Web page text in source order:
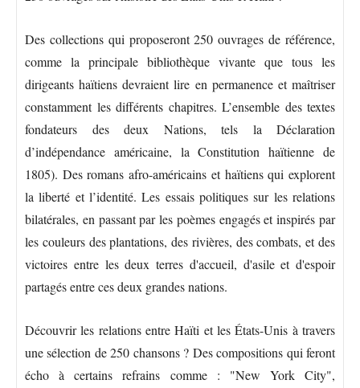
Des collections qui proposeront 250 ouvrages de référence,
comme la principale bibliothèque vivante que tous les
dirigeants haïtiens devraient lire en permanence et maîtriser
constamment les différents chapitres. L’ensemble des textes
fondateurs des deux Nations, tels la Déclaration
d’indépendance américaine, la Constitution haïtienne de
1805). Des romans afro-américains et haïtiens qui explorent
la liberté et l’identité. Les essais politiques sur les relations
bilatérales, en passant par les poèmes engagés et inspirés par
les couleurs des plantations, des rivières, des combats, et des
victoires entre les deux terres d'accueil, d'asile et d'espoir
partagés entre ces deux grandes nations.
Découvrir les relations entre Haïti et les États-Unis à travers
une sélection de 250 chansons ? Des compositions qui feront
écho à certains refrains comme : "New York City",